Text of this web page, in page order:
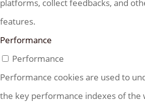
platforms, collect feedbacks, and
features.
Performance
Performance
Performance cookies are used to
the key performance indexes of the